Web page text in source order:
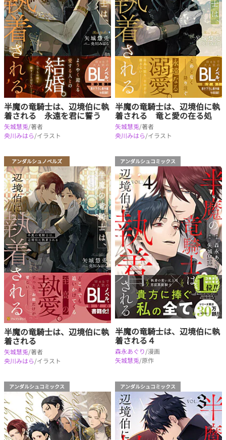
半魔の竜騎士は、辺境伯に執
着される 永遠を君に誓う
矢城慧兎/著者
央川みはら/イラスト
半魔の竜騎士は、辺境伯に執
着される 竜と愛の在る処
矢城慧兎/著者
央川みはら/イラスト
アンダルシュノベルズ
半魔の竜騎士は、辺境伯に執
着される
矢城慧兎/著者
央川みはら/イラスト
アンダルシュコミックス
半魔の竜騎士は、辺境伯に執
着される４
森永あぐり/漫画
矢城慧兎/原作
アンダルシュコミックス アンダルシュコミックス